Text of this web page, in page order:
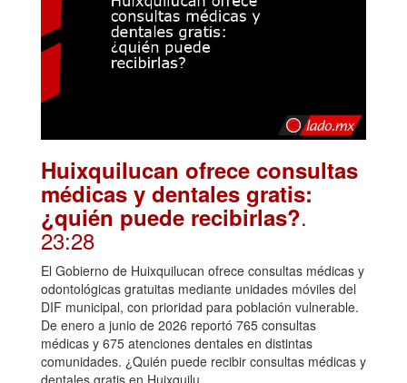
Huixquilucan ofrece consultas
médicas y dentales gratis:
¿quién puede recibirlas?.
23:28
El Gobierno de Huixquilucan ofrece consultas médicas y
odontológicas gratuitas mediante unidades móviles del
DIF municipal, con prioridad para población vulnerable.
De enero a junio de 2026 reportó 765 consultas
médicas y 675 atenciones dentales en distintas
comunidades. ¿Quién puede recibir consultas médicas y